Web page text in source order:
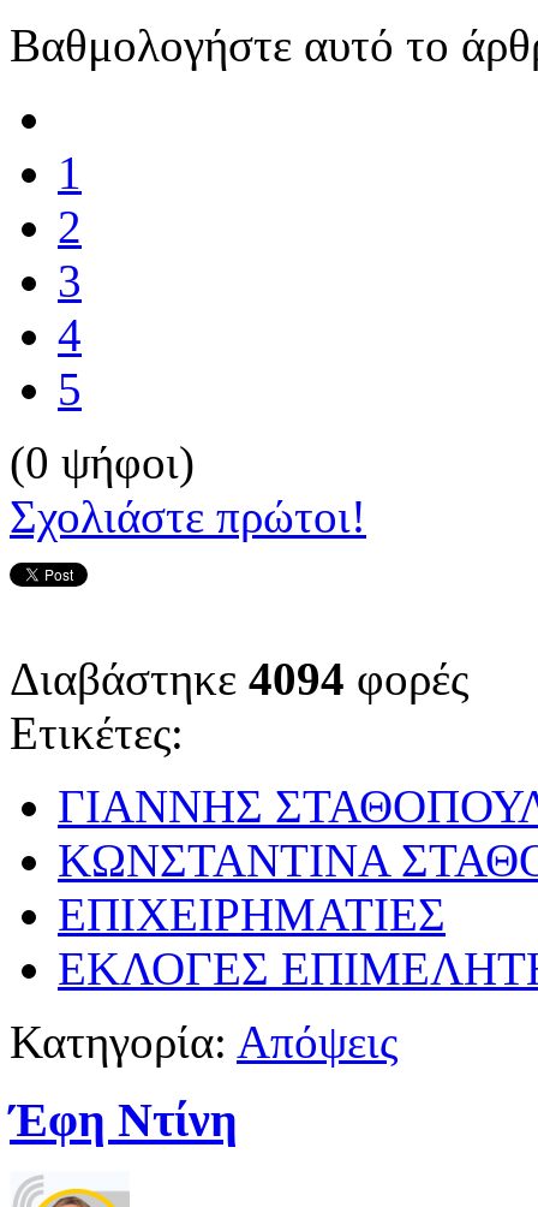
Βαθμολογήστε αυτό το
1
2
3
4
5
(0 ψήφοι)
Σχολιάστε πρώτοι!
Διαβάστηκε 4094 φορές
Ετικέτες:
ΓΙΑΝΝΗΣ
ΚΩΝΣΤΑΝΤΙΝΑ
ΕΠΙΧΕΙΡΗΜΑΤΙΕΣ
ΕΚΛΟΓΕΣ
Κατηγορία: Απόψεις
Έφη Ντίνη